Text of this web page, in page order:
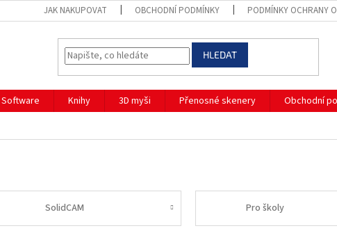
JAK NAKUPOVAT OBCHODNÍ PODMÍNKY PODMÍNKY OCHRANY
HLEDAT
Software Knihy 3D myši Přenosné skenery Obchodní
SolidCAM Pro školy